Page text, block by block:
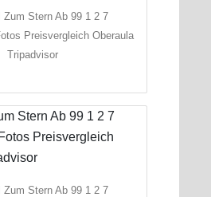
Zum Stern Ab 99 1 2 7
Preisvergleich Oberaula
Tripadvisor
Zum Stern Ab 99 1 2 7